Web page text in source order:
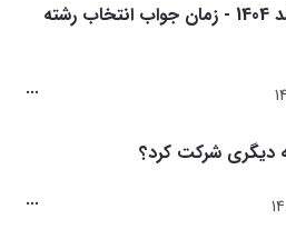
اعلام نتایج نهایی کنکور ارشد 1404 - زمان جواب انتخاب رشته
دیگری شرکت کرد؟